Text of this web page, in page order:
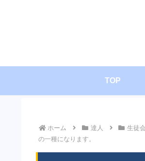
TOP
ホーム 達人 生徒
の一種になります。